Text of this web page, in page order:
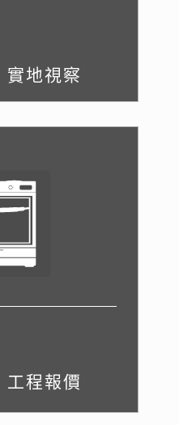
實地視察
工程報價